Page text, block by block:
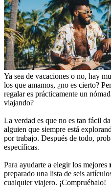
Ya sea de vacaciones o no, hay
los que amamos, ¿no es cierto?
regalar es prácticamente un
viajando?
La verdad es que no es tan fácil
alguien que siempre está
por trabajo. Después de todo,
específicas.
Para ayudarte a elegir los mejores
preparado una lista de seis
cualquier viajero. ¡Compruébalo!